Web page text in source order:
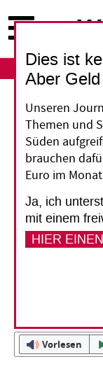
zum
Inhalt
Neuer
„Sehr
Seit
der
Warum jetzt
könnte,
Vorlesen
Dies ist
Aber
Unseren
Themen und
Süden
brauchen
Euro im
Ja, ich
mit einem
HIER